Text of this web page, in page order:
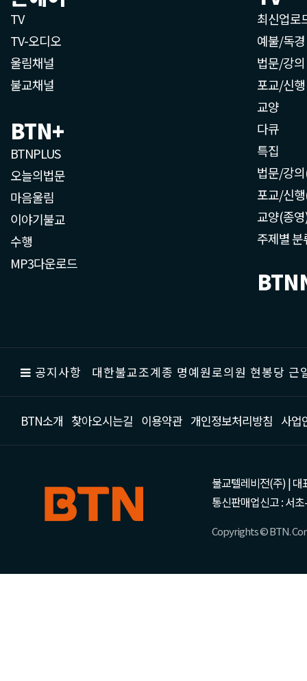
TV
TV-오디오
울림채널
불교채널
BTN+
BTNPLUS
오늘의법문
마음울림
이야기불교
수행
MP3다운로드
최신업로
예불/독경
법문/강의
포교/신행
교양
다큐
특집
법문/강
포교/신
교양(종
주제별 분
공지사항 대한불교조계종 명예원로의원 현봉당
BTN소개 찾아오시는길 이용약관 개인정보처리방침 사업
불교텔레비전(주) | 대
통신판매업신고 : 서
Copyrights © BTN.